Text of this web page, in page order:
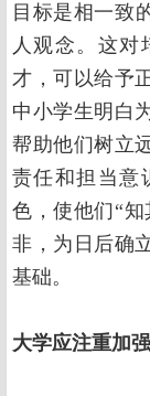
目标是相一致
人观念。这对
才，可以给予
中小学生明白
帮助他们树立
责任和担当意
色，使他们“
非，为日后确
基础。
大学应注重加